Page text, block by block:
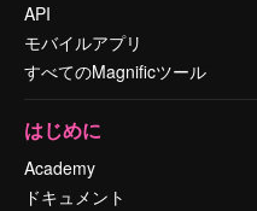
API
モバイルアプリ
すべてのMagnificツール
はじめに
Academy
ドキュメント